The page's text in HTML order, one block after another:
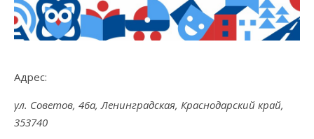
Адрес:
ул. Советов, 46а, Ленинградская, Краснодарский край,
353740